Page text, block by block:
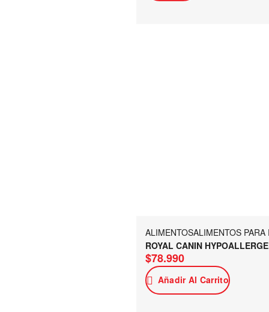
ALIMENTOSALIMENTOS PARA
ROYAL CANIN
$78.990
Añadir Al Carrito